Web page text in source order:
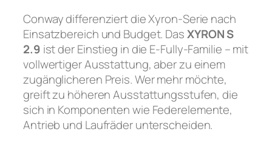
Conway differenziert die Xyron-Serie nach
Einsatzbereich und Budget. DasXYRON S
2.9 ist der Einstieg in die E-Fully-Familie – mit
vollwertiger Ausstattung, aber zu einem
zugänglicheren Preis. Wer mehr möchte,
greift zu höheren Ausstattungsstufen, die
sich in Komponenten wie Federelemente,
Antrieb und Laufräder unterscheiden.